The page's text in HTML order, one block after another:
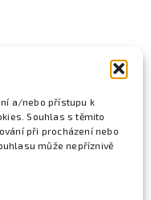
a/nebo přístupu k
Souhlas s těmito
při procházení nebo
může nepříznivě